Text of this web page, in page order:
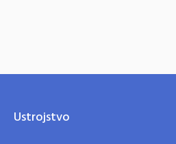
Ustrojstvo